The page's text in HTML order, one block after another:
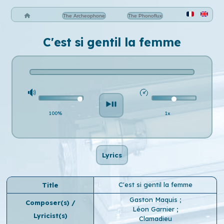
The Archeophone The Phonoflux
C'est si gentil la femme
100% 1x
Lyrics
Title C'est si gentil la femme
Composer(s) /
Lyricist(s)
Gaston Maquis ;
Léon Garnier ;
Clamadieu